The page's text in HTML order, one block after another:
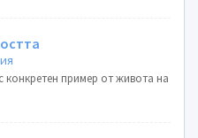
конкретен пример от живота на